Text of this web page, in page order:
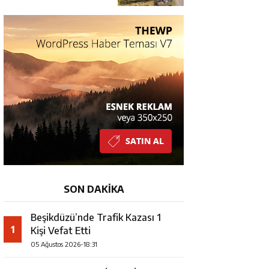
SON DAKİKA
1
Beşikdüzü’nde Trafik Kazası 1
Kişi Vefat Etti
05 Ağustos 2026-18:31